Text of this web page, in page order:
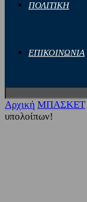
ΠΟΛΙΤΙΚΗ
ΕΠΙΚΟΙΝΩΝΙΑ
Αρχική ΜΠΑΣΚΕΤ
υπολοίπων!